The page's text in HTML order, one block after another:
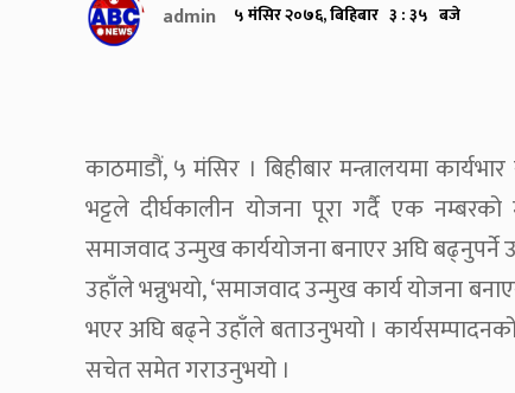
admin ५ मंसिर २०७६, बिहिबार ३ : ३५ बजे
काठमाडौं, ५ मंसिर । बिहीबार मन्त्रालयमा
भट्टले दीर्घकालीन योजना पूरा गर्दै एक
समाजवाद उन्मुख कार्ययोजना बनाएर अघि बढ्नुपर्ने
उहाँले भन्नुभयो, ‘समाजवाद उन्मुख कार्य योजना
भएर अघि बढ्ने उहाँले बताउनुभयो ।
सचेत समेत गराउनुभयो ।